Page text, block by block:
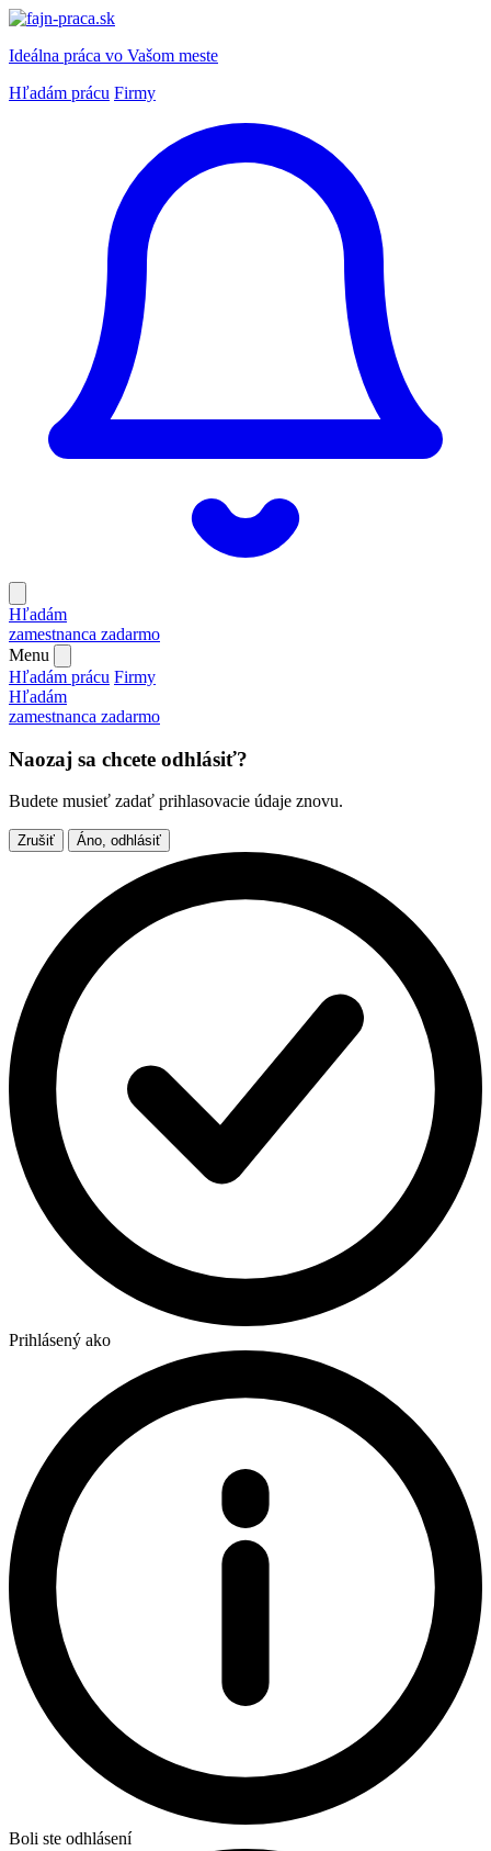
Ideálna práca vo Vašom meste
Hľadám prácu Firmy
Hľadám
zamestnanca zadarmo
Menu
Hľadám prácu Firmy
Hľadám
zamestnanca zadarmo
Naozaj sa chcete odhlásiť?
Budete musieť zadať prihlasovacie údaje znovu.
Zrušiť Áno, odhlásiť
Prihlásený ako
Boli ste odhlásení